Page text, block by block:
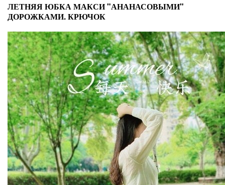
ЛЕТНЯЯ ЮБКА МАКСИ "АНАНАСОВЫМИ"
ДОРОЖКАМИ. КРЮЧОК